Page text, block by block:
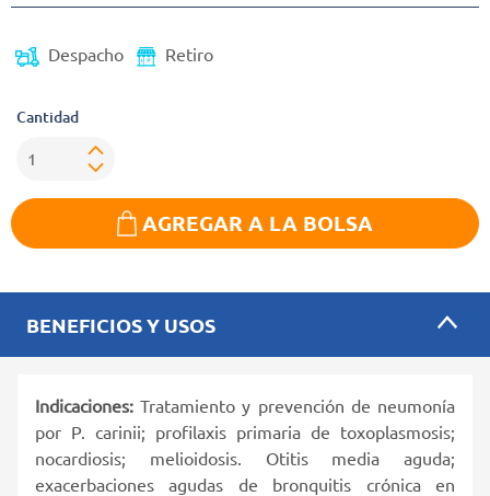
Despacho Retiro
Cantidad
AGREGAR A LA BOLSA
BENEFICIOS Y USOS
Indicaciones:Tratamiento y prevención de neumonía
por P. carinii; profilaxis primaria de toxoplasmosis;
nocardiosis; melioidosis. Otitis media aguda;
exacerbaciones agudas de bronquitis crónica en